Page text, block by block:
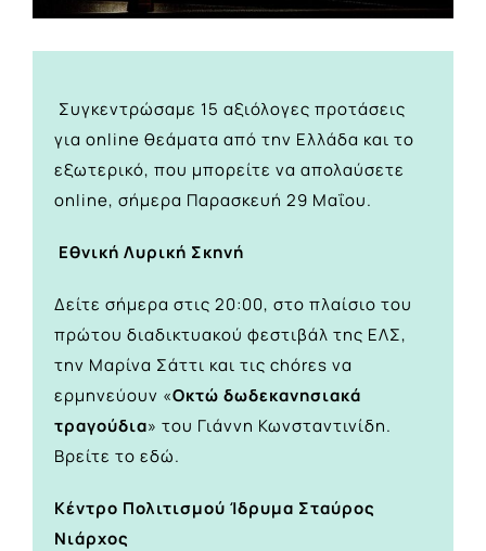
Συγκεντρώσαμε 15 αξιόλογες προτάσεις
για online θεάματα από την Ελλάδα και το
εξωτερικό, που μπορείτε να απολαύσετε
online, σήμερα Παρασκευή 29 Μαΐου.
Εθνική Λυρική Σκηνή
Δείτε σήμερα στις 20:00, στο πλαίσιο του
πρώτου διαδικτυακού φεστιβάλ της ΕΛΣ,
την Μαρίνα Σάττι και τις chórεs να
ερμηνεύουν «Οκτώ δωδεκανησιακά
τραγούδια» του Γιάννη Κωνσταντινίδη.
Βρείτε το εδώ.
Κέντρο Πολιτισμού Ίδρυμα Σταύρος
Νιάρχος